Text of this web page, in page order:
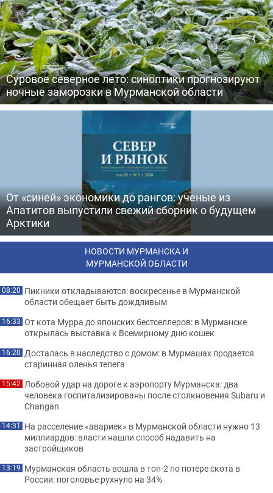
Суровое северное лето: синоптики прогнозируют
ночные заморозки в Мурманской области
От «синей» экономики до рангов: ученые из
Апатитов выпустили свежий сборник о будущем
Арктики
НОВОСТИ МУРМАНСКА И
МУРМАНСКОЙ ОБЛАСТИ
08:20 Пикники откладываются: воскресенье в Мурманской
области обещает быть дождливым
16:33 От кота Мурра до японских бестселлеров: в Мурманске
открылась выставка к Всемирному дню кошек
16:20 Досталась в наследство с домом: в Мурмашах продается
старинная оленья телега
15:42 Лобовой удар на дороге к аэропорту Мурманска: два
человека госпитализированы после столкновения Subaru и
Changan
14:31 На расселение «авариек» в Мурманской области нужно 13
миллиардов: власти нашли способ надавить на
застройщиков
13:19 Мурманская область вошла в топ-2 по потере скота в
России: поголовье рухнуло на 34%